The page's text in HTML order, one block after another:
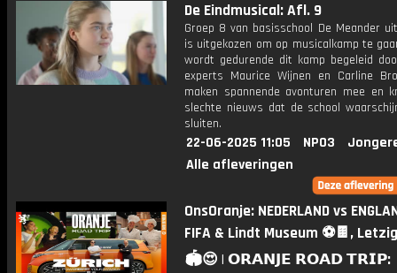
De Eindmusical: Afl. 9
Groep 8 van basisschool De Meander
is uitgekozen om op musicalkamp te
wordt gedurende dit kamp begeleid
experts Maurice Wijnen en Carline
maken spannende avonturen mee en
slechte nieuws dat de school
sluiten.
22-06-2025 11:05 NPO3
Alle afleveringen
OnsOranje: NEDERLAND vs
FIFA & Lindt Museum ⚽🍫,
🏟️😍 | 𝗢𝗥𝗔𝗡𝗝𝗘 𝗥𝗢𝗔𝗗 𝗧𝗥𝗜𝗣: